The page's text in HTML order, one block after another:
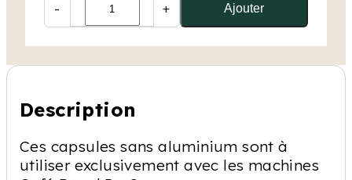
- + Ajouter
Description
Ces capsules sans aluminium sont à
utiliser exclusivement avec les machines